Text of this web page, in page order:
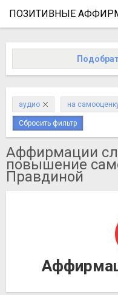
ПОЗИТИВНЫЕ
аудио на
Сбросить фильтр
Аффирмации
повышение
Правдиной